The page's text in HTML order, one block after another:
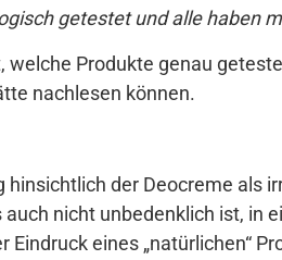
getestet und alle haben
Produkte genau
nachlesen können.
der Deocreme als
nicht unbedenklich ist, in
eines „natürlichen“